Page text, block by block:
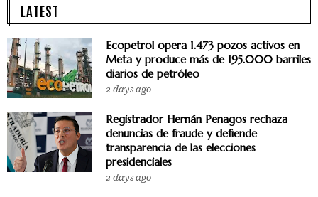
LATEST
Ecopetrol opera 1.473 pozos activos en
Meta y produce más de 195.000 barriles
diarios de petróleo
2 days ago
Registrador Hernán Penagos rechaza
denuncias de fraude y defiende
transparencia de las elecciones
presidenciales
2 days ago